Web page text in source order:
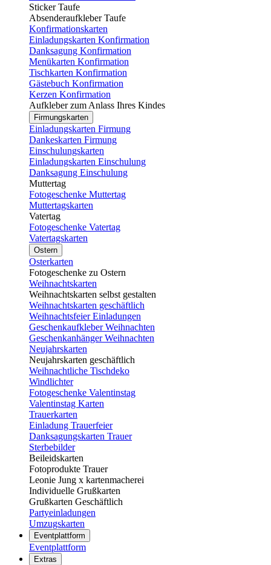
Sticker Taufe
Absenderaufkleber Taufe
Konfirmationskarten
Einladungskarten Konfirmation
Danksagung Konfirmation
Menükarten Konfirmation
Tischkarten Konfirmation
Gästebuch Konfirmation
Kerzen Konfirmation
Aufkleber zum Anlass Ihres Kindes
Firmungskarten
Einladungskarten Firmung
Dankeskarten Firmung
Einschulungskarten
Einladungskarten Einschulung
Danksagung Einschulung
Muttertag
Fotogeschenke Muttertag
Muttertagskarten
Vatertag
Fotogeschenke Vatertag
Vatertagskarten
Ostern
Osterkarten
Fotogeschenke zu Ostern
Weihnachtskarten
Weihnachtskarten selbst gestalten
Weihnachtskarten geschäftlich
Weihnachtsfeier Einladungen
Geschenkaufkleber Weihnachten
Geschenkanhänger Weihnachten
Neujahrskarten
Neujahrskarten geschäftlich
Weihnachtliche Tischdeko
Windlichter
Fotogeschenke Valentinstag
Valentinstag Karten
Trauerkarten
Einladung Trauerfeier
Danksagungskarten Trauer
Sterbebilder
Beileidskarten
Fotoprodukte Trauer
Leonie Jung x kartenmacherei
Individuelle Grußkarten
Grußkarten Geschäftlich
Partyeinladungen
Umzugskarten
Eventplattform
Eventplattform
Extras